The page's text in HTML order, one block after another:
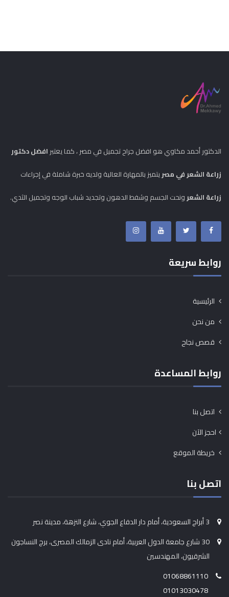
الدكتور أحمد مكاوي هو افضل جراح تجميل في مصر ، كما يعتبر افضل دكتور
زراعة الشعر في مصر يتميز بالمهارة العالية ولديه خبرة شاملة في إجراءات
زراعة الشعر ونحت الجسم وشفط الدهون وتجديد شباب الوجه وتجميل الثدي.
روابط سريعة
الرئيسية
من نحن
قصص نجاح
روابط المساعدة
اتصل بنا
احجز الآن
خريطة الموقع
اتصل بنا
3 أبراج السعودية، أمام دار الدفاع الجوي، شارع النزهة، مدينة نصر
30 شارع جامعة الدول العربية، أمام نادى الزمالك المصرى، برج النساجون
الشرقيون، المهندسين
01068861110
01013030478